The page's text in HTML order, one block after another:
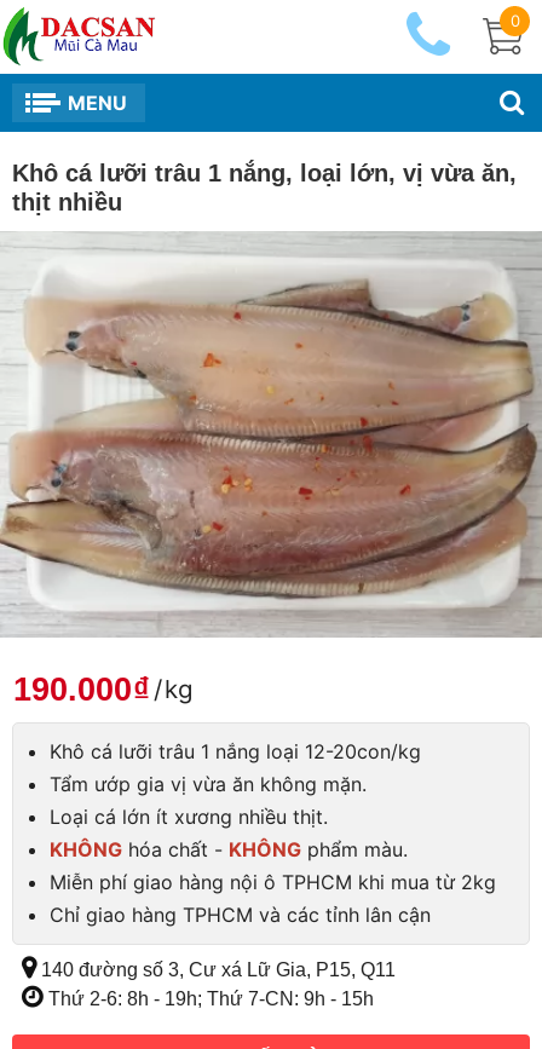
0
MENU
Khô cá lưỡi trâu 1 nắng, loại lớn, vị vừa ăn,
thịt nhiều
190.000₫ /kg
Khô cá lưỡi trâu 1 nắng loại 12-20con/kg
Tẩm ướp gia vị vừa ăn không mặn.
Loại cá lớn ít xương nhiều thịt.
KHÔNG hóa chất - KHÔNG phẩm màu.
Miễn phí giao hàng nội ô TPHCM khi mua từ 2kg
Chỉ giao hàng TPHCM và các tỉnh lân cận
140 đường số 3, Cư xá Lữ Gia, P15, Q11
Thứ 2-6: 8h - 19h; Thứ 7-CN: 9h - 15h